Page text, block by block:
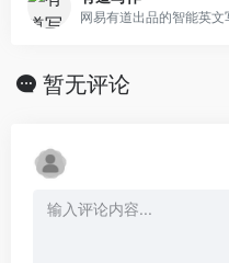
网易有道出品的智能英
暂无评论